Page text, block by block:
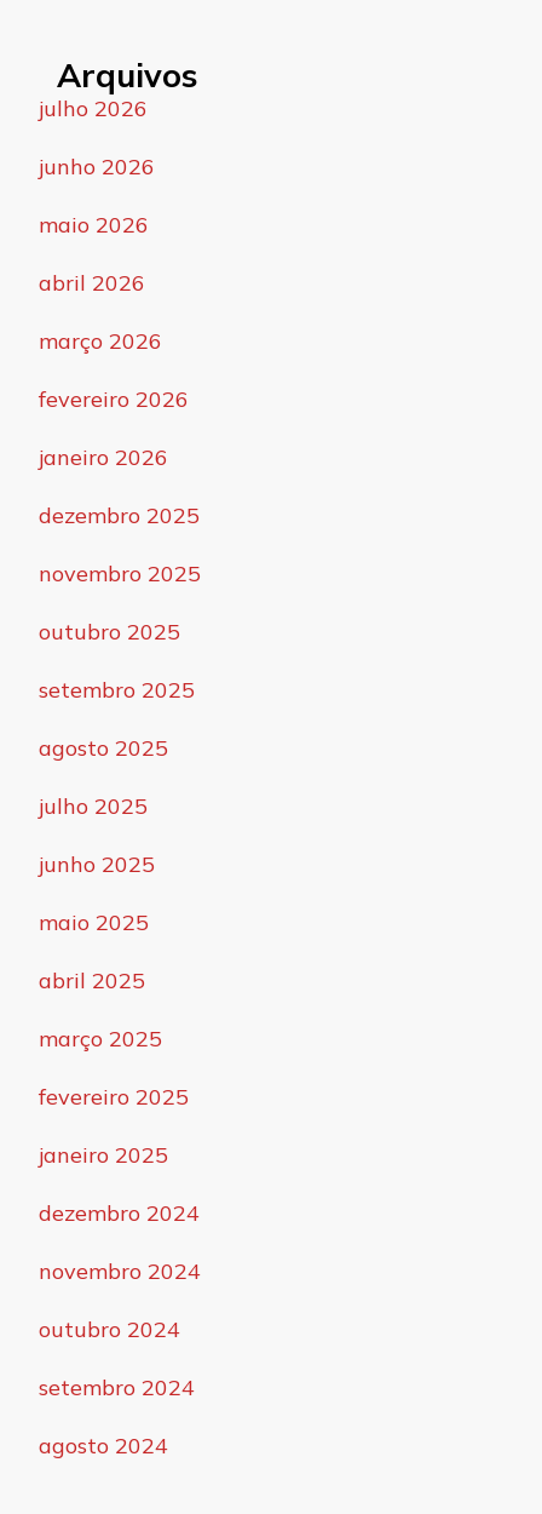
Arquivos
julho 2026
junho 2026
maio 2026
abril 2026
março 2026
fevereiro 2026
janeiro 2026
dezembro 2025
novembro 2025
outubro 2025
setembro 2025
agosto 2025
julho 2025
junho 2025
maio 2025
abril 2025
março 2025
fevereiro 2025
janeiro 2025
dezembro 2024
novembro 2024
outubro 2024
setembro 2024
agosto 2024